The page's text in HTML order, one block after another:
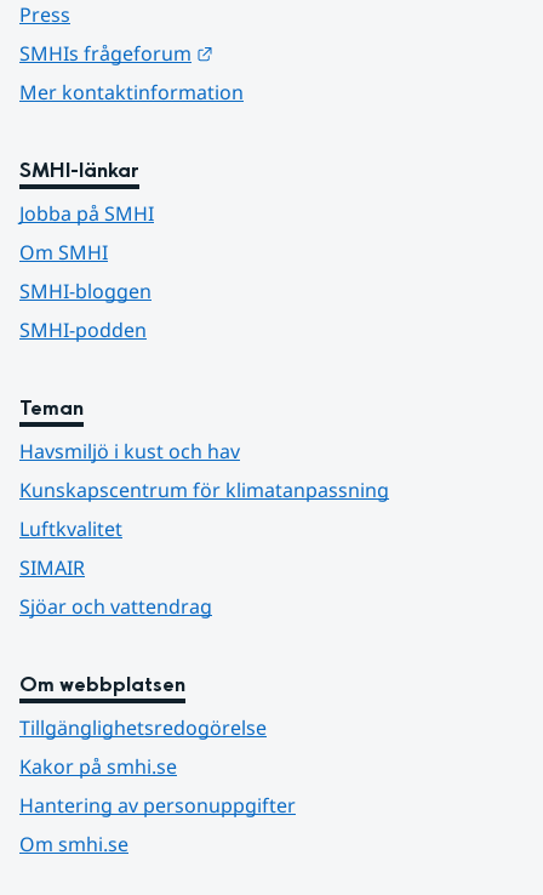
Press
SMHIs frågeforum
Mer kontaktinformation
SMHI-länkar
Jobba på SMHI
Om SMHI
SMHI-bloggen
SMHI-podden
Teman
Havsmiljö i kust och hav
Kunskapscentrum för klimatanpassning
Luftkvalitet
SIMAIR
Sjöar och vattendrag
Om webbplatsen
Tillgänglighetsredogörelse
Kakor på smhi.se
Hantering av personuppgifter
Om smhi.se